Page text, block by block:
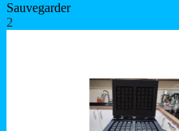
Sauvegarder
2